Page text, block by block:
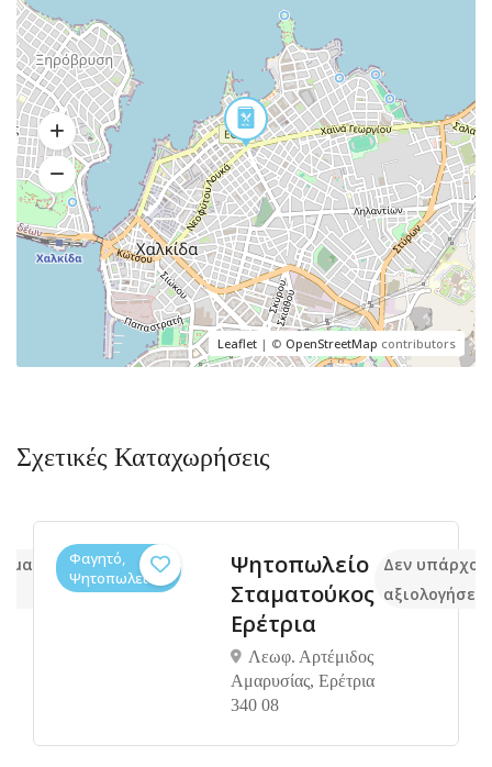
Leaflet | © OpenStreetMap contributors
Σχετικές Καταχωρήσεις
Φαγητό,
Ψητοπωλεία
Ψητοπωλείο
Σταματούκος
Ερέτρια
Λεωφ. Αρτέμιδος
Αμαρυσίας, Ερέτρια
340 08
Δεν
αξιολογήσεις